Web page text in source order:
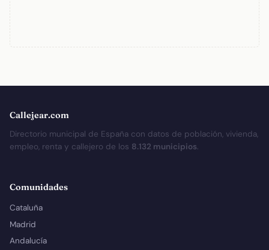
Callejear.com
Directorio municipal de España con datos de población, vivienda,
empleo, renta y callejero de los 8.132 municipios.
Comunidades
Cataluña
Madrid
Andalucía